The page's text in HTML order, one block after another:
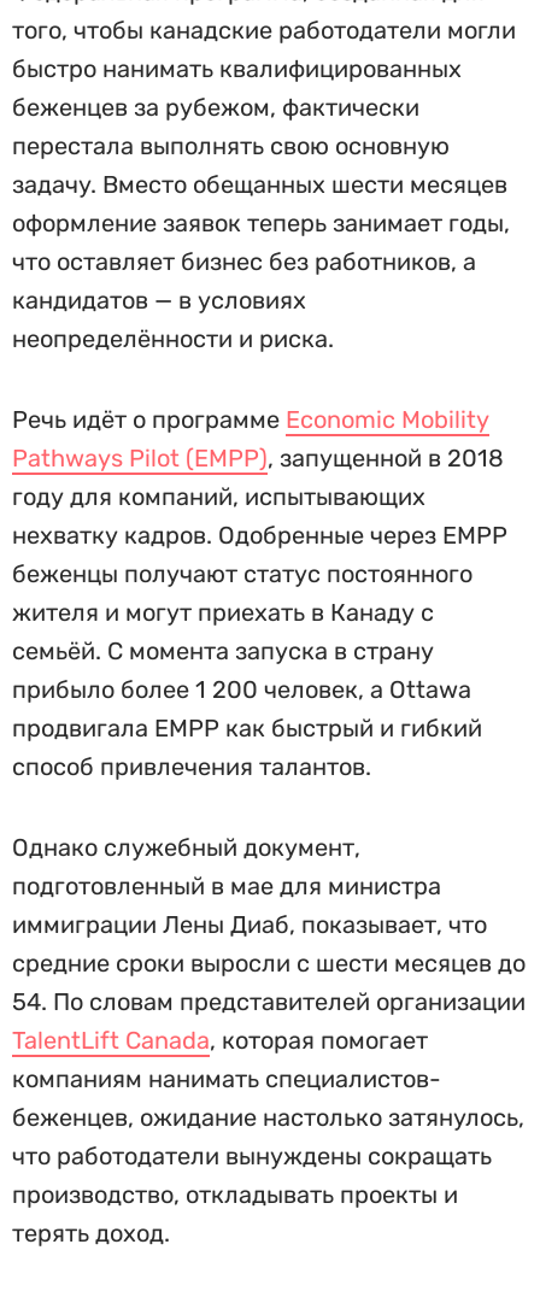
того, чтобы канадские работодатели могли
быстро нанимать квалифицированных
беженцев за рубежом, фактически
перестала выполнять свою основную
задачу. Вместо обещанных шести месяцев
оформление заявок теперь занимает годы,
что оставляет бизнес без работников, а
кандидатов — в условиях
неопределённости и риска.
Речь идёт о программе Economic Mobility
Pathways Pilot (EMPP), запущенной в 2018
году для компаний, испытывающих
нехватку кадров. Одобренные через EMPP
беженцы получают статус постоянного
жителя и могут приехать в Канаду с
семьёй. С момента запуска в страну
прибыло более 1 200 человек, а Ottawa
продвигала EMPP как быстрый и гибкий
способ привлечения талантов.
Однако служебный документ,
подготовленный в мае для министра
иммиграции Лены Диаб, показывает, что
средние сроки выросли с шести месяцев до
54. По словам представителей организации
TalentLift Canada, которая помогает
компаниям нанимать специалистов-
беженцев, ожидание настолько затянулось,
что работодатели вынуждены сокращать
производство, откладывать проекты и
терять доход.